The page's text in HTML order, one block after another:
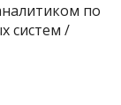
по
систем /